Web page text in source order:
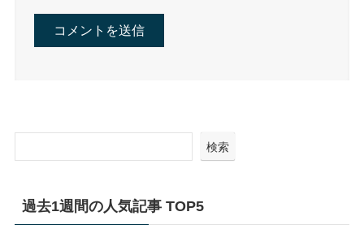
検索
過去1週間の人気記事 TOP5